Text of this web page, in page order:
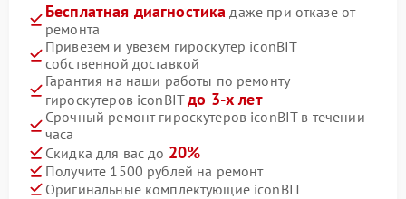
Бесплатная диагностика даже при отказе от
ремонта
Привезем и увезем гироскутер iconBIT
собственной доставкой
Гарантия на наши работы по ремонту
гироскутеров iconBITдо 3-х лет
Срочный ремонт гироскутеров iconBIT в течении
часа
Скидка для вас до 20%
Получите 1500 рублей на ремонт
Оригинальные комплектующие iconBIT